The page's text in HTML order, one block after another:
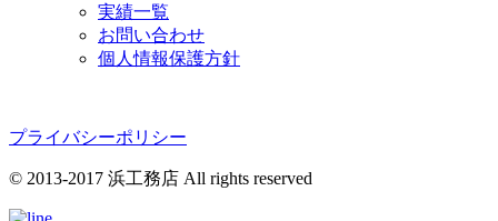
実績一覧
お問い合わせ
個人情報保護方針
プライバシーポリシー
© 2013-2017 浜工務店 All rights reserved